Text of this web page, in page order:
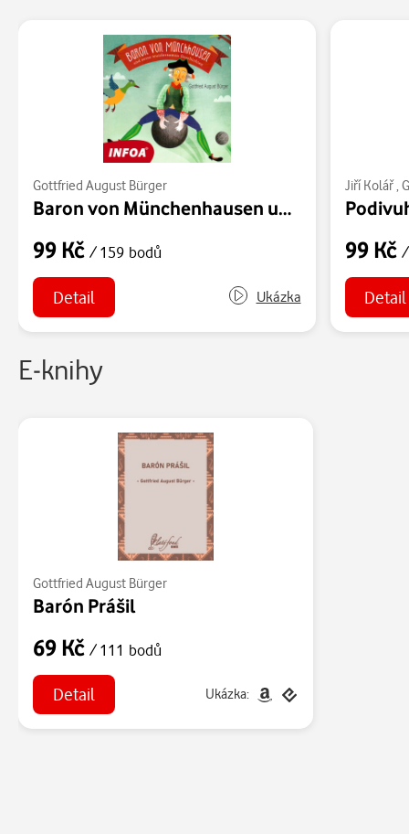
Gottfried August Bürger
Baron von Münchenhausen und seine wundersamen gerchichten
99 Kč / 159 bodů
Detail Ukázka
Jiří Kolář,
99 Kč /
Detail
E-knihy
Gottfried August Bürger
Barón Prášil
69 Kč / 111 bodů
Detail Ukázka: